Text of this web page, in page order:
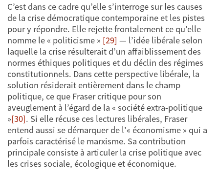
C’est dans ce cadre qu’elle s’interroge sur les causes
de la crise démocratique contemporaine et les pistes
pour y répondre. Elle rejette frontalement ce qu’elle
nomme le « politicisme » [29] — l’idée libérale selon
laquelle la crise résulterait d’un affaiblissement des
normes éthiques politiques et du déclin des régimes
constitutionnels. Dans cette perspective libérale, la
solution résiderait entièrement dans le champ
politique, ce que Fraser critique pour son
aveuglement à l’égard de la « société extra-politique
»[30]. Si elle récuse ces lectures libérales, Fraser
entend aussi se démarquer de l’« économisme » qui a
parfois caractérisé le marxisme. Sa contribution
principale consiste à articuler la crise politique avec
les crises sociale, écologique et économique.